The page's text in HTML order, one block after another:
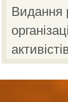
Видання